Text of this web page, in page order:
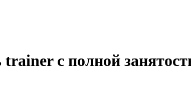
с полной